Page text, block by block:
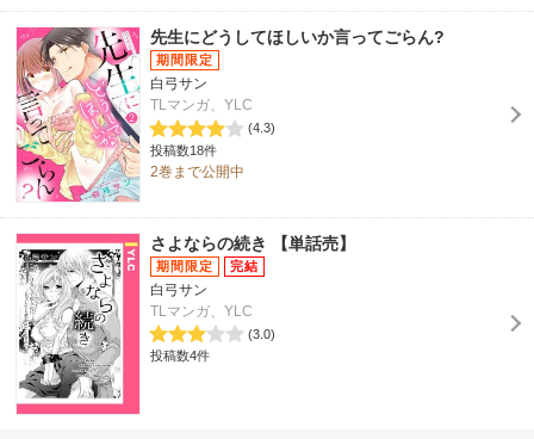
先生にどうしてほしいか言ってごらん?
白弓サン
TLマンガ、YLC
(4.3)
投稿数18件
2巻まで公開中
さよならの続き 【単話売】
白弓サン
TLマンガ、YLC
(3.0)
投稿数4件